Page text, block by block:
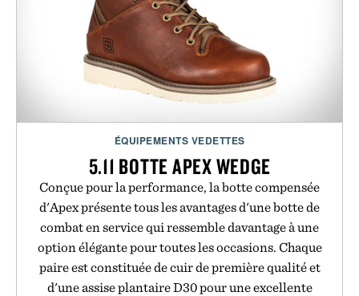
ÉQUIPEMENTS VEDETTES
5.11 BOTTE APEX WEDGE
Conçue pour la performance, la botte compensée
d'Apex présente tous les avantages d'une botte de
combat en service qui ressemble davantage à une
option élégante pour toutes les occasions. Chaque
paire est constituée de cuir de première qualité et
d'une assise plantaire D30 pour une excellente